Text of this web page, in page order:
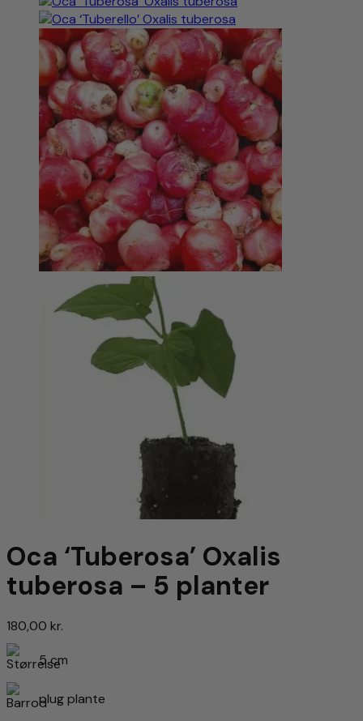
Oca ‘Tuberosa’ Oxalis
tuberosa – 5 planter
180,00 kr.
5 cm
plug plante